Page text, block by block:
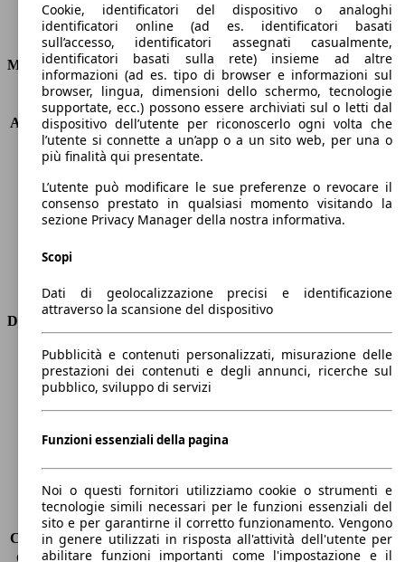
Consumi
Motore e Prestazioni
KW (PS)
310 kW (422 PS)
Accelerazione (0-100 km/h)
5.9s
Velocità massima (km/h)
210 km/h
Numero di marce
9
Coppia
610 nm
Cilindrata
3982 ccm
Carburante
Benzina
Trasmissione
Dimensioni
Lunghezza
4820 mm
Altezza
1970 mm
Larghezza
Peso massimo
3150 kg
Sedili
5
Carico sul tetto
-
Capacità di traino (senza freni) -
Capacità di traino (con freni)
3500 kg
Cookie, identificatori del dispositivo o analoghi
identificatori online (ad es. identificatori basati
sull’accesso, identificatori assegnati casualmente,
identificatori basati sulla rete) insieme ad altre
informazioni (ad es. tipo di browser e informazioni sul
browser, lingua, dimensioni dello schermo, tecnologie
supportate, ecc.) possono essere archiviati sul o letti dal
dispositivo dell’utente per riconoscerlo ogni volta che
l’utente si connette a un’app o a un sito web, per una o
più finalità qui presentate.
L’utente può modificare le sue preferenze o revocare il
consenso prestato in qualsiasi momento visitando la
sezione Privacy Manager della nostra informativa.
Scopi
Dati di geolocalizzazione precisi e identificazione
attraverso la scansione del dispositivo
Pubblicità e contenuti personalizzati, misurazione delle
prestazioni dei contenuti e degli annunci, ricerche sul
pubblico, sviluppo di servizi
Funzioni essenziali della pagina
Noi o questi fornitori utilizziamo cookie o strumenti e
tecnologie simili necessari per le funzioni essenziali del
sito e per garantirne il corretto funzionamento. Vengono
in genere utilizzati in risposta all'attività dell'utente per
abilitare funzioni importanti come l'impostazione e il